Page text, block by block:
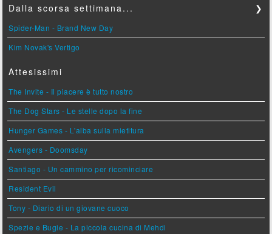
Dalla scorsa settimana... ❯
Spider-Man - Brand New Day
Kim Novak's Vertigo
Attesissimi
The Invite - Il piacere è tutto nostro
The Dog Stars - Le stelle dopo la fine
Hunger Games - L'alba sulla mietitura
Avengers - Doomsday
Santiago - Un cammino per ricominciare
Resident Evil
Tony - Diario di un giovane cuoco
Spezie e Bugie - La piccola cucina di Mehdi